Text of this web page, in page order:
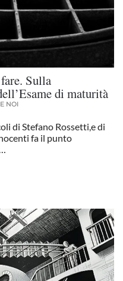
Sulla
di maturità
NOI
di Stefano Rossetti,e di
fa il punto